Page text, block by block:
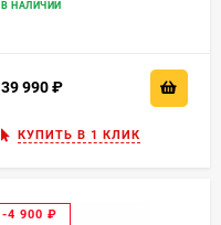
В НАЛИЧИИ
39 990
КУПИТЬ В 1 КЛИК
-4 900